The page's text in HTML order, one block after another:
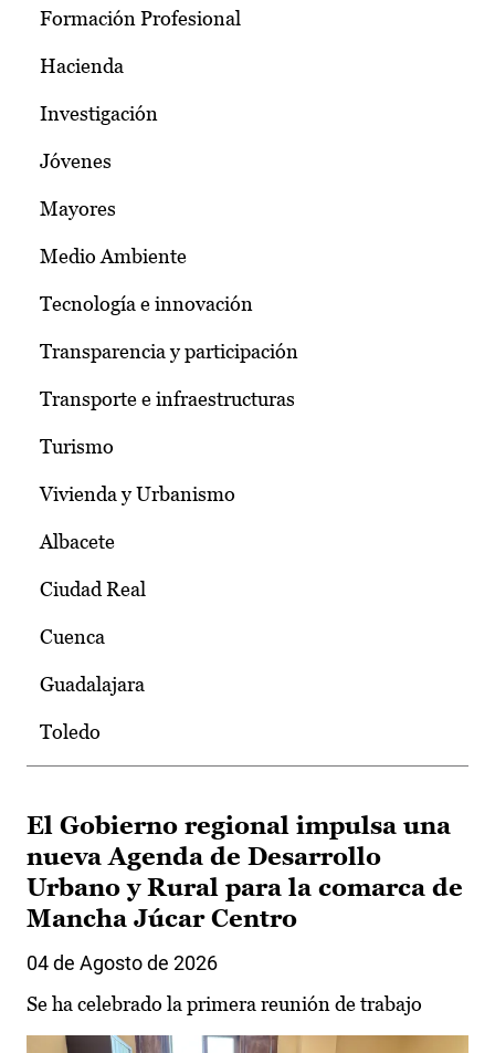
Formación Profesional
Hacienda
Investigación
Jóvenes
Mayores
Medio Ambiente
Tecnología e innovación
Transparencia y participación
Transporte e infraestructuras
Turismo
Vivienda y Urbanismo
Albacete
Ciudad Real
Cuenca
Guadalajara
Toledo
El Gobierno regional impulsa una
nueva Agenda de Desarrollo
Urbano y Rural para la comarca de
Mancha Júcar Centro
04 de Agosto de 2026
Se ha celebrado la primera reunión de trabajo